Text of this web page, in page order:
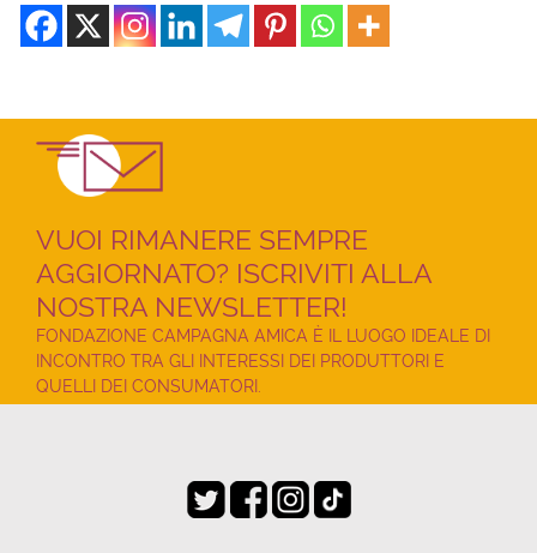
VUOI RIMANERE SEMPRE
AGGIORNATO? ISCRIVITI ALLA
NOSTRA NEWSLETTER!
FONDAZIONE CAMPAGNA AMICA È IL LUOGO IDEALE DI
INCONTRO TRA GLI INTERESSI DEI PRODUTTORI E
QUELLI DEI CONSUMATORI.